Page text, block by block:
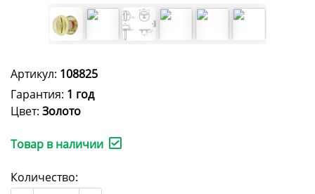
Артикул: 108825
Гарантия: 1 год
Цвет: Золото
Товар в наличии
Количество: